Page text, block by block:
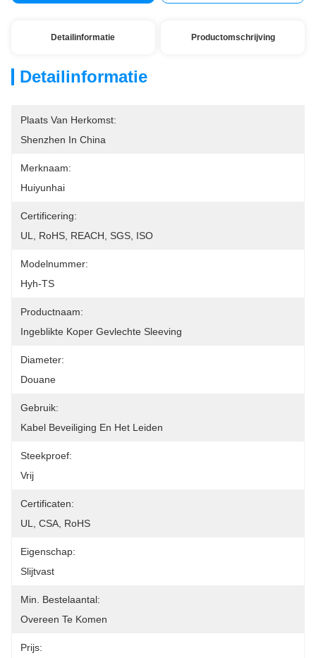
Detailinformatie Productomschrijving
Detailinformatie
Plaats Van Herkomst:
Shenzhen In China
Merknaam:
Huiyunhai
Certificering:
UL, RoHS, REACH, SGS, ISO
Modelnummer:
Hyh-TS
Productnaam:
Ingeblikte Koper Gevlechte Sleeving
Diameter:
Douane
Gebruik:
Kabel Beveiliging En Het Leiden
Steekproef:
Vrij
Certificaten:
UL, CSA, RoHS
Eigenschap:
Slijtvast
Min. Bestelaantal:
Overeen Te Komen
Prijs: